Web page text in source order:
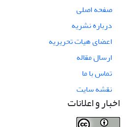
صفحه اصلی
درباره نشریه
اعضای هیات تحریریه
ارسال مقاله
تماس با ما
نقشه سایت
اخبار و اعلانات